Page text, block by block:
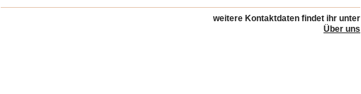
weitere Kontaktdaten findet ihr unter
Über uns